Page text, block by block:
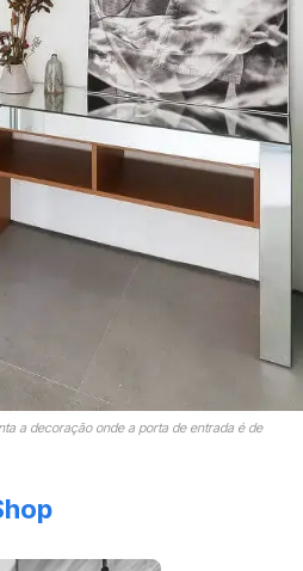
a decoração onde a porta de entrada é de